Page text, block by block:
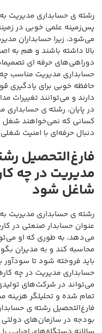
رشته ی حسابداری مدیریت
پس‌زمینه علمی خوبی در
می‌شود، زیرا حسابداران
بالا داشته باشند و هم به
دوراهی‌های حرفه ای
حسابداری مدیریت مناسب
حافظه خوبی برای یادگیری
دارند و می‌توانند تغییرات
در پایان، رشته ی
کسانی که نمی‌خواهند شغل
دنبال حرفه‌ای با امنیت
فارغ‌التحصیل
مدیریت در چه
شاغل شود
رشته ی حسابداری مدیریت
عنوان حسابدار صنعتی در
می‌دهد، به طوری که او
محاسبه کند و به مدیران
باید فروخته شود تا سودآور
حسابداری مدیریت در چه
می‌تواند در شرکت‌های
تمام شده و تحلیلگر
فارغ‌التحصیل رشته ی
بودجه در سازمان‌های